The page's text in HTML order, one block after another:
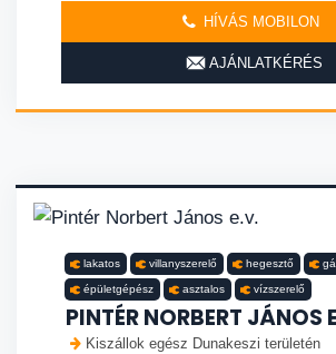
HÍVÁS MOBILON
AJÁNLATKÉRÉS
lakatos villanyszerelő hegesztő
épületgépész asztalos vízszerelő
PINTÉR NORBERT JÁNOS
Kiszállok egész Dunakeszi területén